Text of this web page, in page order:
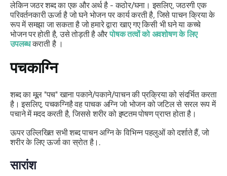
लेकिनजठरशब्द का एक और अर्थ है - कठोर/घना। इसलिए,जठरगीएक
परिवर्तनकारी ऊर्जा है जो घने भोजन पर कार्य करती है, जिसे पाचन क्रिया के
रूप में समझा जा सकता है जो हमारे द्वारा खाए गए किसी भी घने या कच्चे
भोजन पर होती है, उसे तोड़ती है औरपोषक तत्वों को अवशोषण के लिए
उपलब्धकराती है ।
पचकाग्नि
शब्द का मूल "पच" खाना पकाने/पकाने/पाचन की प्रक्रिया को संदर्भित करता
है। इसलिए,पचकग्निहै वह पाचक अग्नि जो भोजन को जटिल से सरल रूप में
पचाने में मदद करती है, जिससे शरीर को इष्टतम पोषण प्राप्त होता है।
ऊपर उल्लिखित सभी शब्द पाचन अग्नि के विभिन्न पहलुओं को दर्शाते हैं, जो
शरीर के लिए ऊर्जा का स्रोत है।.
सारांश